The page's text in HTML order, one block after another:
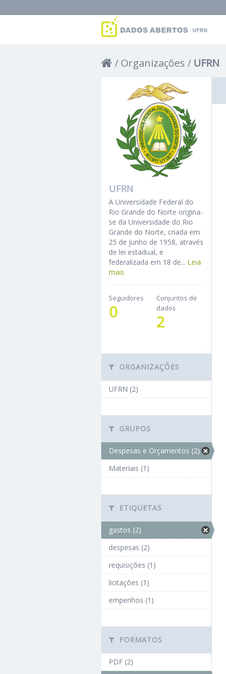
Organizações UFRN
UFRN
A Universidade Federal do
Rio Grande do Norte origina-
se da Universidade do Rio
Grande do Norte, criada em
25 de junho de 1958, através
de lei estadual, e
federalizada em 18 de... Leia
mais
Seguidores
0
Conjuntos de
dados
2
ORGANIZAÇÕES
UFRN (2)
GRUPOS
Despesas e Orçamentos (2)
Materiais (1)
ETIQUETAS
gastos (2)
despesas (2)
requisições (1)
licitações (1)
empenhos (1)
FORMATOS
PDF (2)